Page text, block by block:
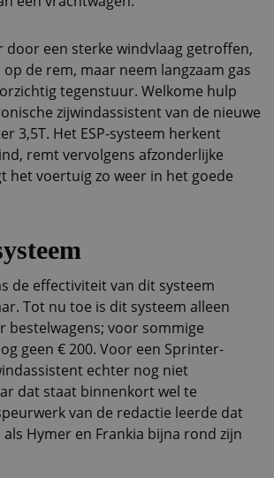
door een sterke windvlaag getroffen,
de rem, maar neem langzaam gas
tegenstuur. Welkome hulp
zijwindassistent van de nieuwe
3,5T. Het ESP-systeem herkent
remt vervolgens afzonderlijke
het voertuig zo weer in het goede
de effectiviteit van dit systeem
Tot nu toe is dit systeem alleen
bestelwagens; voor sommige
geen € 200. Voor een Sprinter-
echter nog niet
dat staat binnenkort wel te
van de redactie leerde dat
Hymer en Frankia bijna rond zijn